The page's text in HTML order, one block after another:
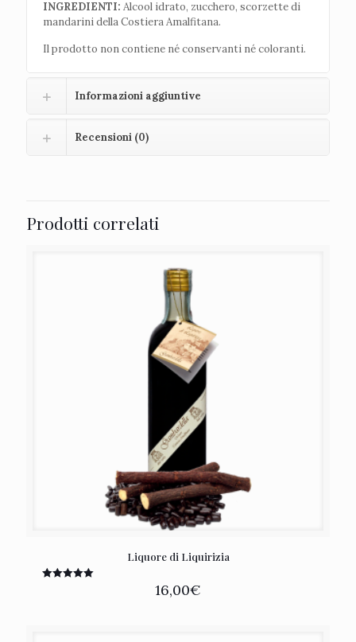
INGREDIENTI: Alcool idrato, zucchero, scorzette di
mandarini della Costiera Amalfitana.
Il prodotto non contiene né conservanti né coloranti.
Informazioni aggiuntive
Recensioni (0)
Prodotti correlati
Liquore di Liquirizia
16,00€